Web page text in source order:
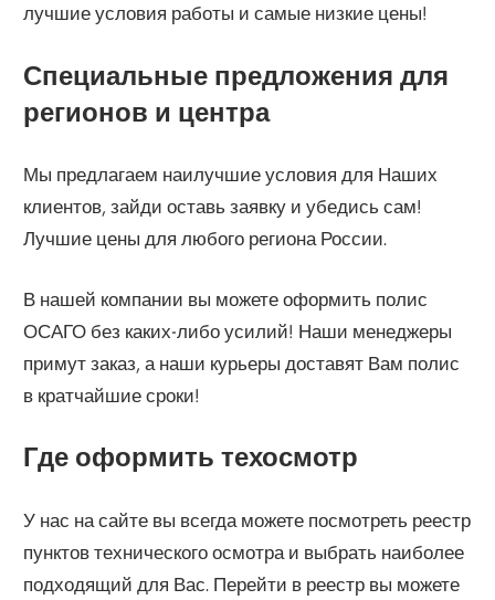
лучшие условия работы и самые низкие цены!
Специальные предложения для
регионов и центра
Мы предлагаем наилучшие условия для Наших
клиентов, зайди оставь заявку и убедись сам!
Лучшие цены для любого региона России.
В нашей компании вы можете оформить полис
ОСАГО без каких-либо усилий! Наши менеджеры
примут заказ, а наши курьеры доставят Вам полис
в кратчайшие сроки!
Где оформить техосмотр
У нас на сайте вы всегда можете посмотреть реестр
пунктов технического осмотра и выбрать наиболее
подходящий для Вас. Перейти в реестр вы можете